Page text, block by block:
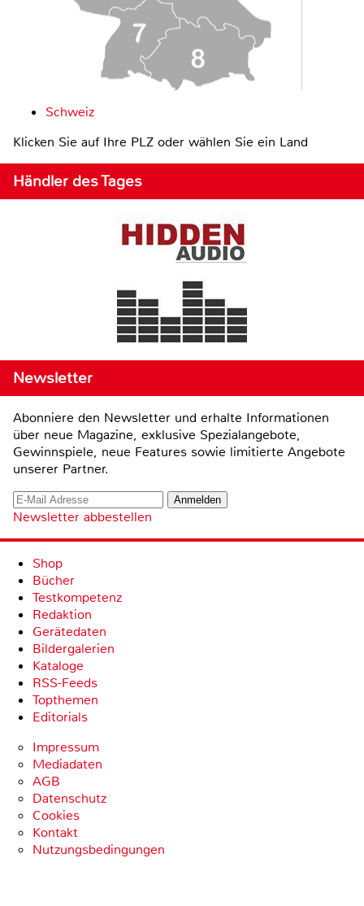
Schweiz
Klicken Sie auf Ihre PLZ oder wählen Sie ein Land
Händler des Tages
Newsletter
Abonniere den Newsletter und erhalte Informationen
über neue Magazine, exklusive Spezialangebote,
Gewinnspiele, neue Features sowie limitierte Angebote
unserer Partner.
Newsletter abbestellen
Shop
Bücher
Testkompetenz
Redaktion
Gerätedaten
Bildergalerien
Kataloge
RSS-Feeds
Topthemen
Editorials
Impressum
Mediadaten
AGB
Datenschutz
Cookies
Kontakt
Nutzungsbedingungen